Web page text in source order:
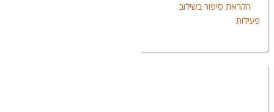
הקראת סיפור בשילוב
פעילות